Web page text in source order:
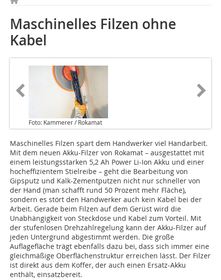
Maschinelles Filzen ohne
Kabel
Foto: Kammerer / Rokamat
Maschinelles Filzen spart dem Handwerker viel Handarbeit.
Mit dem neuen Akku-Filzer von Rokamat – ausgestattet mit
einem leistungsstarken 5,2 Ah Power Li-Ion Akku und einer
hocheffizientem Stielreibe – geht die Bearbeitung von
Gipsputz und Kalk-Zementputzen nicht nur schneller von
der Hand (man schafft rund 50 Prozent mehr Fläche),
sondern es stört den Handwerker auch kein Kabel bei der
Arbeit. Gerade beim Filzen auf dem Gerüst wird die
Unabhängigkeit von Steckdose und Kabel zum Vorteil. Mit
der stufenlosen Drehzahlregelung kann der Akku-Filzer auf
jeden Untergrund abgestimmt werden. Die große
Auflagefläche trägt ebenfalls dazu bei, dass sich immer eine
gleichmäßige Oberflächenstruktur erreichen lässt. Der Filzer
ist direkt aus dem Koffer, der auch einen Ersatz-Akku
enthält, einsatzbereit.